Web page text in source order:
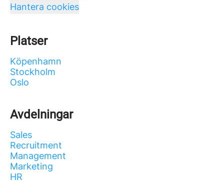
Hantera cookies
Platser
Köpenhamn
Stockholm
Oslo
Avdelningar
Sales
Recruitment
Management
Marketing
HR